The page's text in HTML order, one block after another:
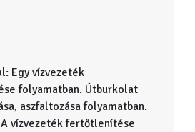
Egy vízvezeték
folyamatban. Útburkolat
aszfaltozása folyamatban.
A vízvezeték fertőtlenítése